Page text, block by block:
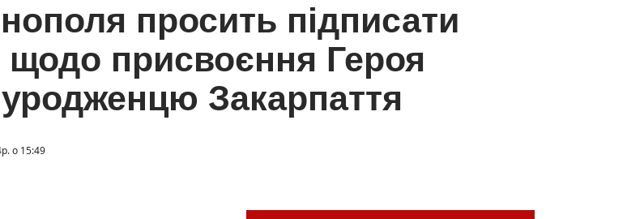
просить підписати
щодо присвоєння Героя
уродженцю Закарпаття
о 15:49